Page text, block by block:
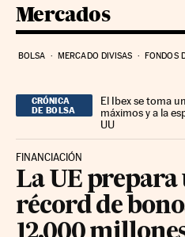
Mercados
BOLSA MERCADO DIVISAS FONDOS
CRÓNICA
DE BOLSA
El Ibex se toma
máximos y a la
UU
FINANCIACIÓN
La UE
récord de